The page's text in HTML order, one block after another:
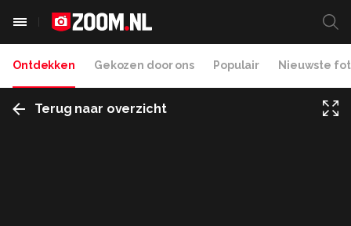
Ontdekken Gekozen door ons Populair Nieuwste
Terug naar overzicht